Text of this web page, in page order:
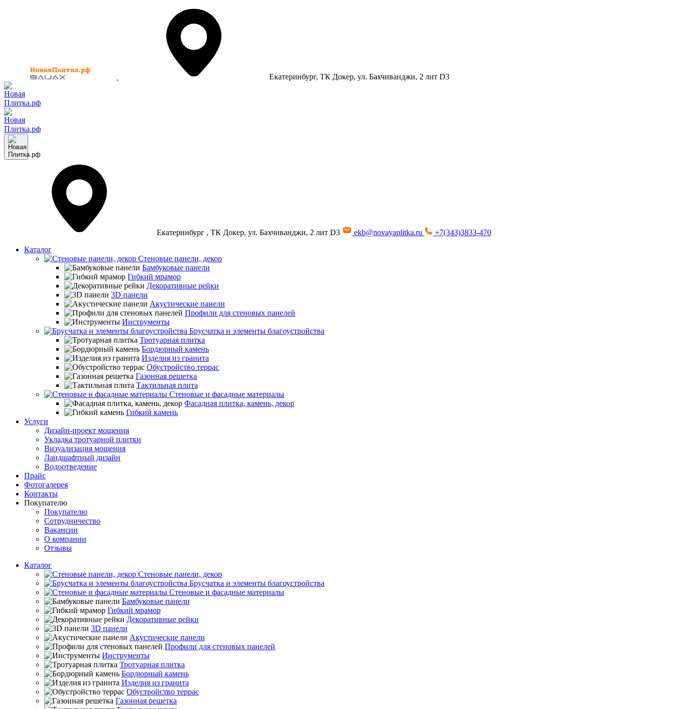
Екатеринбург, ТК Докер, ул. Бахчиванджи, 2 лит D3
Екатеринбург , ТК Докер, ул. Бахчиванджи, 2 лит D3 ekb@novayaplitka.ru
+7(343)3833-470
Каталог
Стеновые панели, декор
Бамбуковые панели
Гибкий мрамор
Декоративные рейки
3D панели
Акустические панели
Профили для стеновых панелей
Инструменты
Брусчатка и элементы благоустройства
Тротуарная плитка
Бордюрный камень
Изделия из гранита
Обустройство террас
Газонная решетка
Тактильная плита
Стеновые и фасадные материалы
Фасадная плитка, камень, декор
Гибкий камень
Услуги
Дизайн-проект мощения
Укладка тротуарной плитки
Визуализация мощения
Ландшафтный дизайн
Водоотведение
Прайс
Фотогалерея
Контакты
Покупателю
Покупателю
Сотрудничество
Вакансии
О компании
Отзывы
Каталог
Стеновые панели, декор
Брусчатка и элементы благоустройства
Стеновые и фасадные материалы
Бамбуковые панели
Гибкий мрамор
Декоративные рейки
3D панели
Акустические панели
Профили для стеновых панелей
Инструменты
Тротуарная плитка
Бордюрный камень
Изделия из гранита
Обустройство террас
Газонная решетка